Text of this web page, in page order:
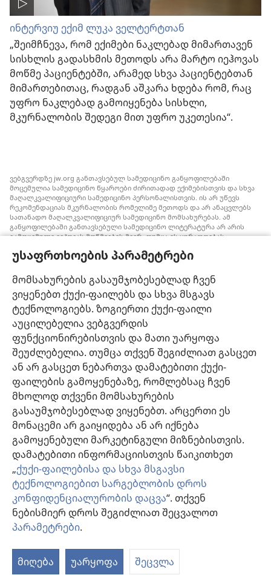
უსაფრთხოების პარამეტრები
მომსახურების გასაუმჯობესებლად ჩვენ
ვიყენებთ ქუქი-ფაილებს და სხვა მსგავს
ტექნოლოგიებს. ზოგიერთი ქუქი-ფაილი
აუცილებელია ვებგვერდის
ფუნქციონირებისთვის და მათი უარყოფა
შეუძლებელია. თუმცა თქვენ შეგიძლიათ გასცეთ
ან არ გასცეთ ნებართვა დამატებითი ქუქი-
ფაილების გამოყენებაზე, რომლებსაც ჩვენ
მხოლოდ თქვენი მომსახურების
გასაუმჯობესებლად ვიყენებთ. არცერთი ეს
მონაცემი არ გაიყიდება ან არ იქნება
გამოყენებული მარკეტინგული მიზნებისთვის.
დამატებითი ინფორმაციისთვის წაიკითხეთ
„ქუქი-ფაილებისა და სხვა მსგავსი
ტექნოლოგიებით სარგებლობის დროს
კონფიდენციალურობის დაცვა“. თქვენ
ნებისმიერ დროს შეგიძლიათ შეცვალოთ
პარამეტრები.
მიღება უარყოფა შეცვლა
ინტერვიუ ექიმ ლუკა ველტერტთან
„შეიმჩნევა, რომ ექიმები ნაკლებად მიმართავენ
სისხლის გადასხმის მეთოდს არა მარტო იეჰოვას
მოწმე პაციენტებში, არამედ სხვა პაციენტებთან
მიმართებითაც, რადგან აშკარა ხდება რომ, რაც
უფრო ნაკლებად გამოიყენება სისხლი,
მკურნალობის შედეგი მით უფრო უკეთესია“.
ვებგვერდზე jw.org განთავსებულ სამედიცინო განყოფილებაში
მოცემულია სამედიცინო წყაროები ძირითადად ექიმებისთვის და სხვა
მაღალკვალიფიციური სამედიცინო პერსონალისთვის. ის არ უწევს
რეკომენდაციას მკურნალობის რომელიმე მეთოდს და არ ანაცვლებს
სათანადო მაღალკვალიფიციურ სამედიცინო მომსახურებას. ამ
განყოფილებაში განთავსებული სამედიცინო ლიტერატურა არ არის
გამოცემული იეჰოვას მოწმეების მიერ, თუმცა ის ყურადღებას
რომელიც შესაძლოა ყურადსაღები იყოს. თითოეული მედიკოსი
ვალდებულია, ინფორმირებული იყოს მედიცინაში არსებული
მიღწევების თაობაზე, რათა მკურნალობის ის მეთოდი შესთავაზოს
პაციენტს, რომელიც მისი ჯანმრთელობის მდგომარეობას საუკეთესოდ
შეესაბამება და არ ეწინააღმდეგება პაციენტის სურვილს,
ფასეულობებსა და მრწამსს. აქ მოცემული მკურნალობის მეთოდები
გამოიყენება ინდივიდუალურად, პაციენტის საჭიროებების
გათვალისწინებით.
პაციენტებისთვის: ყოველთვის მიმართეთ თქვენს ექიმს ან სხვა
მაღალკვალიფიციურ სამედიცინო პერსონალს, როდესაც
ჯანმრთელობის პრობლემები გექმნებათ ან საჭიროებთ მკურნალობას.
მიმართეთ ექიმს, თუ ფიქრობთ, რომ რაღაც გაწუხებთ.
ვებგვერდით სარგებლობა შესაძლებელიადადგენილი წესების
ფარგლებში.
დიზაინის კონფიგურაცია
Copyright© 2026 Watch Tower Bible and Tract Society of Pennsylvania.
ᲡᲐᲠᲒᲔᲑᲚᲝᲑᲘᲡ ᲬᲔᲡᲔᲑᲘ
|ᲣᲡᲐᲤᲠᲗᲮᲝᲔᲑᲘᲡ ᲞᲐᲠᲐᲛᲔᲢᲠᲔᲑᲘ